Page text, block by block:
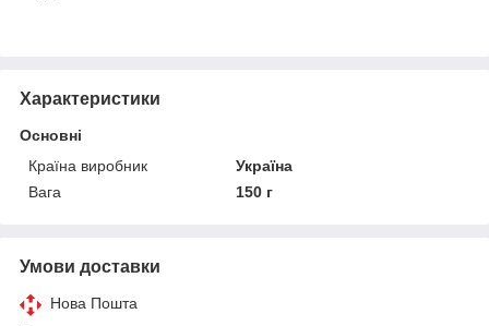
Характеристики
Основні
Країна виробник
Україна
Вага
150 г
Умови доставки
Нова Пошта